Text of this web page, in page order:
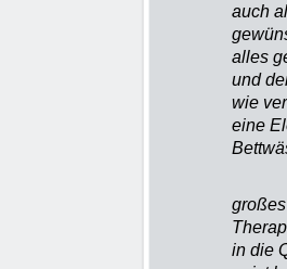
auch
alles
und
wie
eine
in die